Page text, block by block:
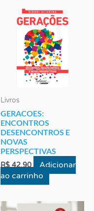
Livros
GERACOES:
ENCONTROS
DESENCONTROS E
NOVAS
PERSPECTIVAS
R$42,90
Adicionar
ao carrinho